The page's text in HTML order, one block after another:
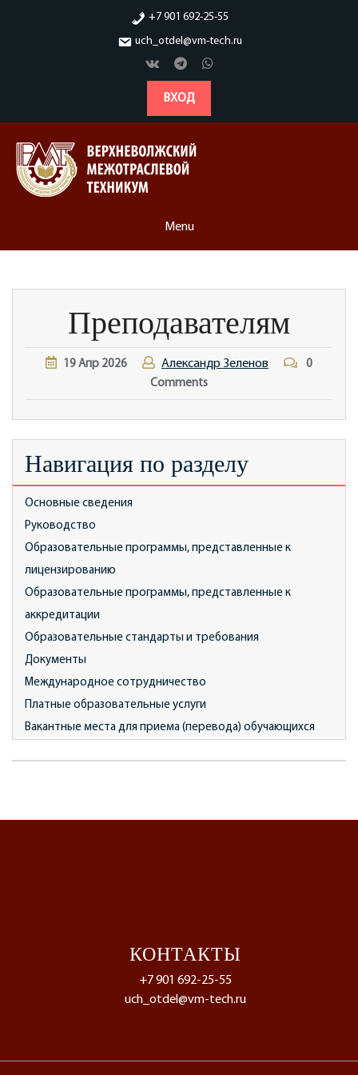
+7 901 692-25-55
uch_otdel@vm-tech.ru
ВХОД
Menu
Преподавателям
19 Апр 2026 Александр Зеленов
0
Comments
Навигация по разделу
Основные сведения
Руководство
Образовательные программы, представленные к
лицензированию
Образовательные программы, представленные к
аккредитации
Образовательные стандарты и требования
Документы
Международное сотрудничество
Платные образовательные услуги
Вакантные места для приема (перевода) обучающихся
КОНТАКТЫ
+7 901 692-25-55
uch_otdel@vm-tech.ru